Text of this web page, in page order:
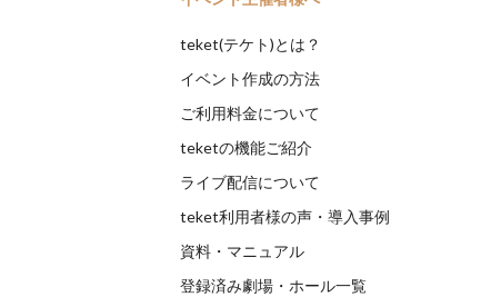
teket(テケト)とは？
イベント作成の方法
ご利用料金について
teketの機能ご紹介
ライブ配信について
teket利用者様の声・導入事例
資料・マニュアル
登録済み劇場・ホール一覧